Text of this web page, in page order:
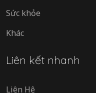
Sức khỏe
Khác
Liên kết nhanh
Liên Hệ